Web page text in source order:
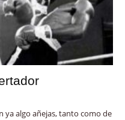
ya algo añejas, tanto como de